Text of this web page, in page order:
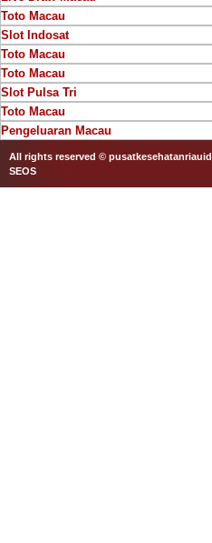
Toto Macau
Slot Indosat
Toto Macau
Toto Macau
Slot Pulsa Tri
Toto Macau
Pengeluaran Macau
All rights reserved © pusatkesehatanriauid
SEOS